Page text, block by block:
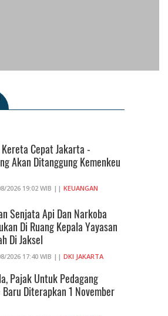
Cepat Jakarta -
Akan Ditanggung Kemenkeu
2026 19:02 WIB || KEUANGAN
Senjata Api Dan Narkoba
Di Ruang Kepala Yayasan
Di Jaksel
2026 17:40 WIB || DKI JAKARTA
Pajak Untuk Pedagang
Baru Diterapkan 1 November